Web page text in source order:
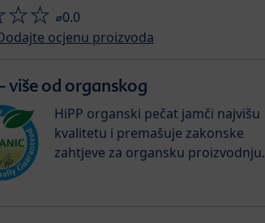
⌀0.0
ocjenu proizvoda
više od organskog
HiPP organski pečat jamči najvišu
kvalitetu i premašuje zakonske
zahtjeve za organsku proizvodnju.